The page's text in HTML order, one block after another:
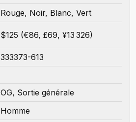
Rouge, Noir, Blanc, Vert
$125 (€86, £69, ¥13 326)
333373-613
OG, Sortie générale
Homme